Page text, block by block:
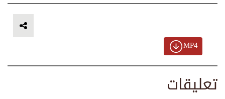
MP4
تعليقات